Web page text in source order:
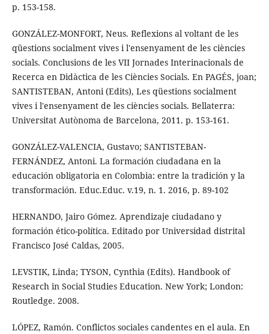
p. 153-158.
GONZÁLEZ-MONFORT, Neus. Reflexions al voltant de les
qüestions socialment vives i l'ensenyament de les ciències
socials. Conclusions de les VII Jornades Interinacionals de
Recerca en Didàctica de les Ciències Socials. En PAGÉS, joan;
SANTISTEBAN, Antoni (Edits), Les qüestions socialment
vives i l'ensenyament de les ciències socials. Bellaterra:
Universitat Autònoma de Barcelona, 2011. p. 153-161.
GONZÁLEZ-VALENCIA, Gustavo; SANTISTEBAN-
FERNÁNDEZ, Antoni. La formación ciudadana en la
educación obligatoria en Colombia: entre la tradición y la
transformación. Educ.Educ. v.19, n. 1. 2016, p. 89-102
HERNANDO, Jairo Gómez. Aprendizaje ciudadano y
formación ético-política. Editado por Universidad distrital
Francisco José Caldas, 2005.
LEVSTIK, Linda; TYSON, Cynthia (Edits). Handbook of
Research in Social Studies Education. New York; London:
Routledge. 2008.
LÓPEZ, Ramón. Conflictos sociales candentes en el aula. En